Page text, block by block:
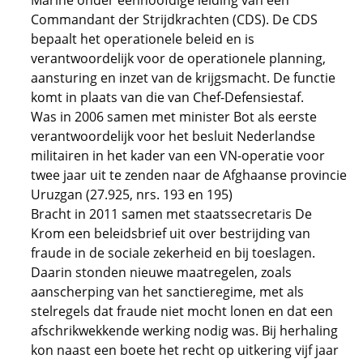
Commandant der Strijdkrachten (CDS). De CDS
bepaalt het operationele beleid en is
verantwoordelijk voor de operationele planning,
aansturing en inzet van de krijgsmacht. De functie
komt in plaats van die van Chef-Defensiestaf.
Was in 2006 samen met minister Bot als eerste
verantwoordelijk voor het besluit Nederlandse
militairen in het kader van een VN-operatie voor
twee jaar uit te zenden naar de Afghaanse provincie
Uruzgan (27.925, nrs. 193 en 195)
Bracht in 2011 samen met staatssecretaris De
Krom een beleidsbrief uit over bestrijding van
fraude in de sociale zekerheid en bij toeslagen.
Daarin stonden nieuwe maatregelen, zoals
aanscherping van het sanctieregime, met als
stelregels dat fraude niet mocht lonen en dat een
afschrikwekkende werking nodig was. Bij herhaling
kon naast een boete het recht op uitkering vijf jaar